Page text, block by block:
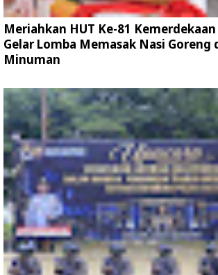
Meriahkan HUT Ke-81
Gelar Lomba Memasak Nasi Goreng
Minuman